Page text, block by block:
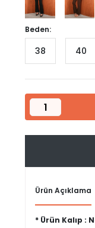
Beden:
38 40
Ürün Açıklama
* Ürün Kalıp :